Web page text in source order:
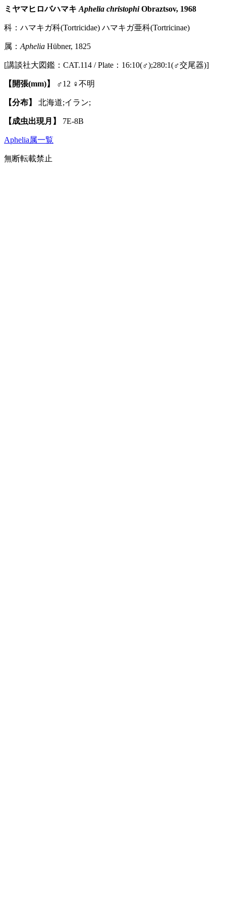
ミヤマヒロバハマキ Aphelia christophiObraztsov, 1968
科：ハマキガ科(Tortricidae) ハマキガ亜科(Tortricinae)
属： Aphelia Hübner, 1825
[講談社大図鑑：CAT.114 / Plate：16:10(♂);280:1(♂交尾器)]
【開張(mm)】 ♂12 ♀不明
【分布】 北海道;イラン;
【成虫出現月】 7E-8B
Aphelia属一覧
無断転載禁止